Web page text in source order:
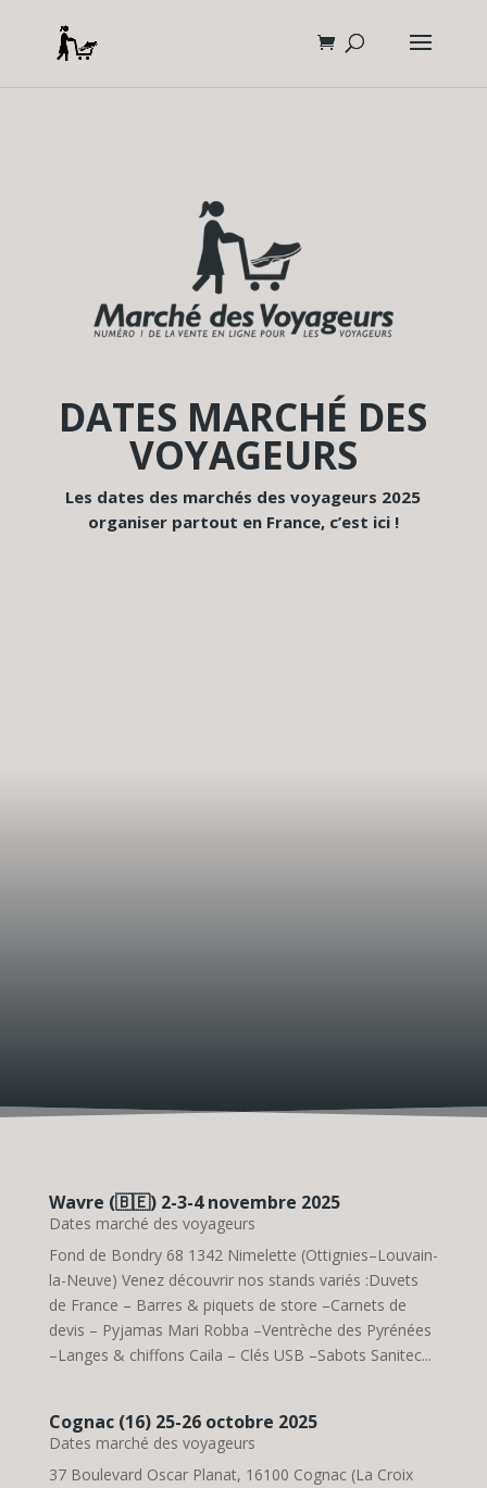
DATES MARCHÉ DES
VOYAGEURS
Les dates des marchés des voyageurs 2025
organiser partout en France, c’est ici !
Wavre (🇧🇪) 2-3-4 novembre 2025
Dates marché des voyageurs
Fond de Bondry 68 1342 Nimelette (Ottignies–Louvain-
la-Neuve) Venez découvrir nos stands variés :Duvets
de France – Barres & piquets de store –Carnets de
devis – Pyjamas Mari Robba –Ventrèche des Pyrénées
–Langes & chiffons Caila – Clés USB –Sabots Sanitec...
Cognac (16) 25-26 octobre 2025
Dates marché des voyageurs
37 Boulevard Oscar Planat, 16100 Cognac (La Croix